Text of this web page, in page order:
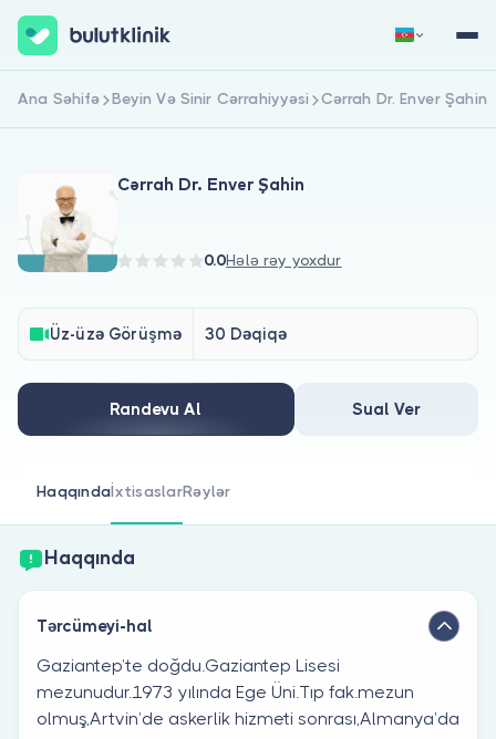
Haqqımızda
Xəstələr üçün
Həkimlər üçün
Həkim siniz?
Qeydiyyat Daxil Ol
Ana Səhifə Beyin Və Sinir Cərrahiyyəsi Cərrah Dr. Enver Şahin
Cərrah Dr. Enver Şahin
0.0Hələ rəy yoxdur
Üz-üzə Görüşmə 30 Dəqiqə
Randevu Al Sual Ver
HaqqındaİxtisaslarRəylər
Haqqında
Tərcümeyi-hal
Gaziantep’te doğdu.Gaziantep Lisesi
mezunudur.1973 yılında Ege Üni.Tıp fak.mezun
olmuş,Artvin’de askerlik hizmeti sonrası,Almanya’da